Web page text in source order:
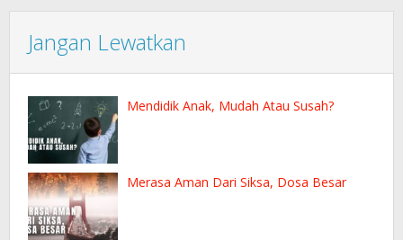
Jangan Lewatkan
Mendidik Anak, Mudah Atau Susah?
Merasa Aman Dari Siksa, Dosa Besar